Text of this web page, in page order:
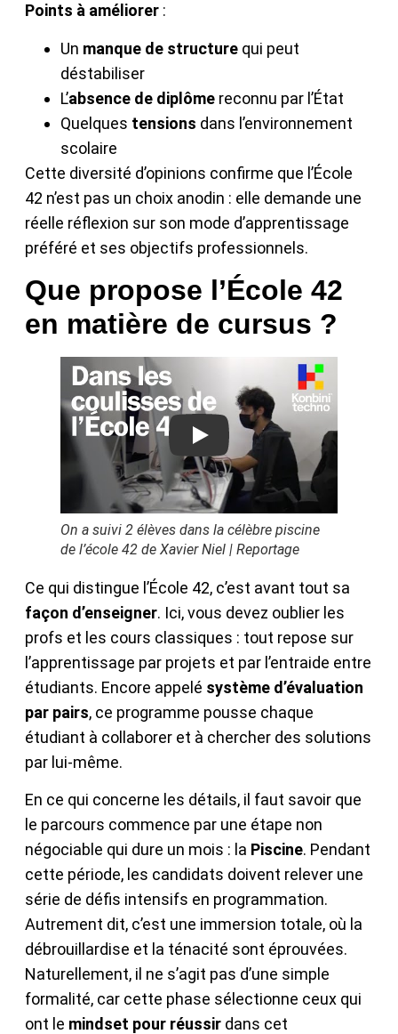
Points à améliorer :
Un manque de structure qui peut
déstabiliser
L’absence de diplôme reconnu par l’État
Quelques tensions dans l’environnement
scolaire
Cette diversité d’opinions confirme que l’École
42 n’est pas un choix anodin : elle demande une
réelle réflexion sur son mode d’apprentissage
préféré et ses objectifs professionnels.
Que propose l’École 42
en matière de cursus ?
Play
On a suivi 2 élèves dans la célèbre piscine
de l’école 42 de Xavier Niel | Reportage
Ce qui distingue l’École 42, c’est avant tout sa
façon d’enseigner. Ici, vous devez oublier les
profs et les cours classiques : tout repose sur
l’apprentissage par projets et par l’entraide entre
étudiants. Encore appelé système d’évaluation
par pairs, ce programme pousse chaque
étudiant à collaborer et à chercher des solutions
par lui-même.
En ce qui concerne les détails, il faut savoir que
le parcours commence par une étape non
négociable qui dure un mois : la Piscine. Pendant
cette période, les candidats doivent relever une
série de défis intensifs en programmation.
Autrement dit, c’est une immersion totale, où la
débrouillardise et la ténacité sont éprouvées.
Naturellement, il ne s’agit pas d’une simple
formalité, car cette phase sélectionne ceux qui
ont le mindset pour réussir dans cet